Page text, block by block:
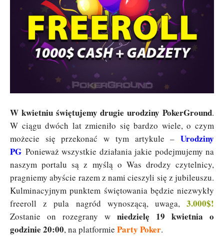
W kwietniu świętujemy drugie urodziny PokerGround.
W ciągu dwóch lat zmieniło się bardzo wiele, o czym
możecie się przekonać w tym artykule – Urodziny
PG Ponieważ wszystkie działania jakie podejmujemy na
naszym portalu są z myślą o Was drodzy czytelnicy,
pragniemy abyście razem z nami cieszyli się z jubileuszu.
Kulminacyjnym punktem świętowania będzie niezwykły
freeroll z pula nagród wynoszącą, uwaga, 3.000$!
Zostanie on rozegrany w niedzielę 19 kwietnia o
godzinie 20:00, na platformie Party Poker.